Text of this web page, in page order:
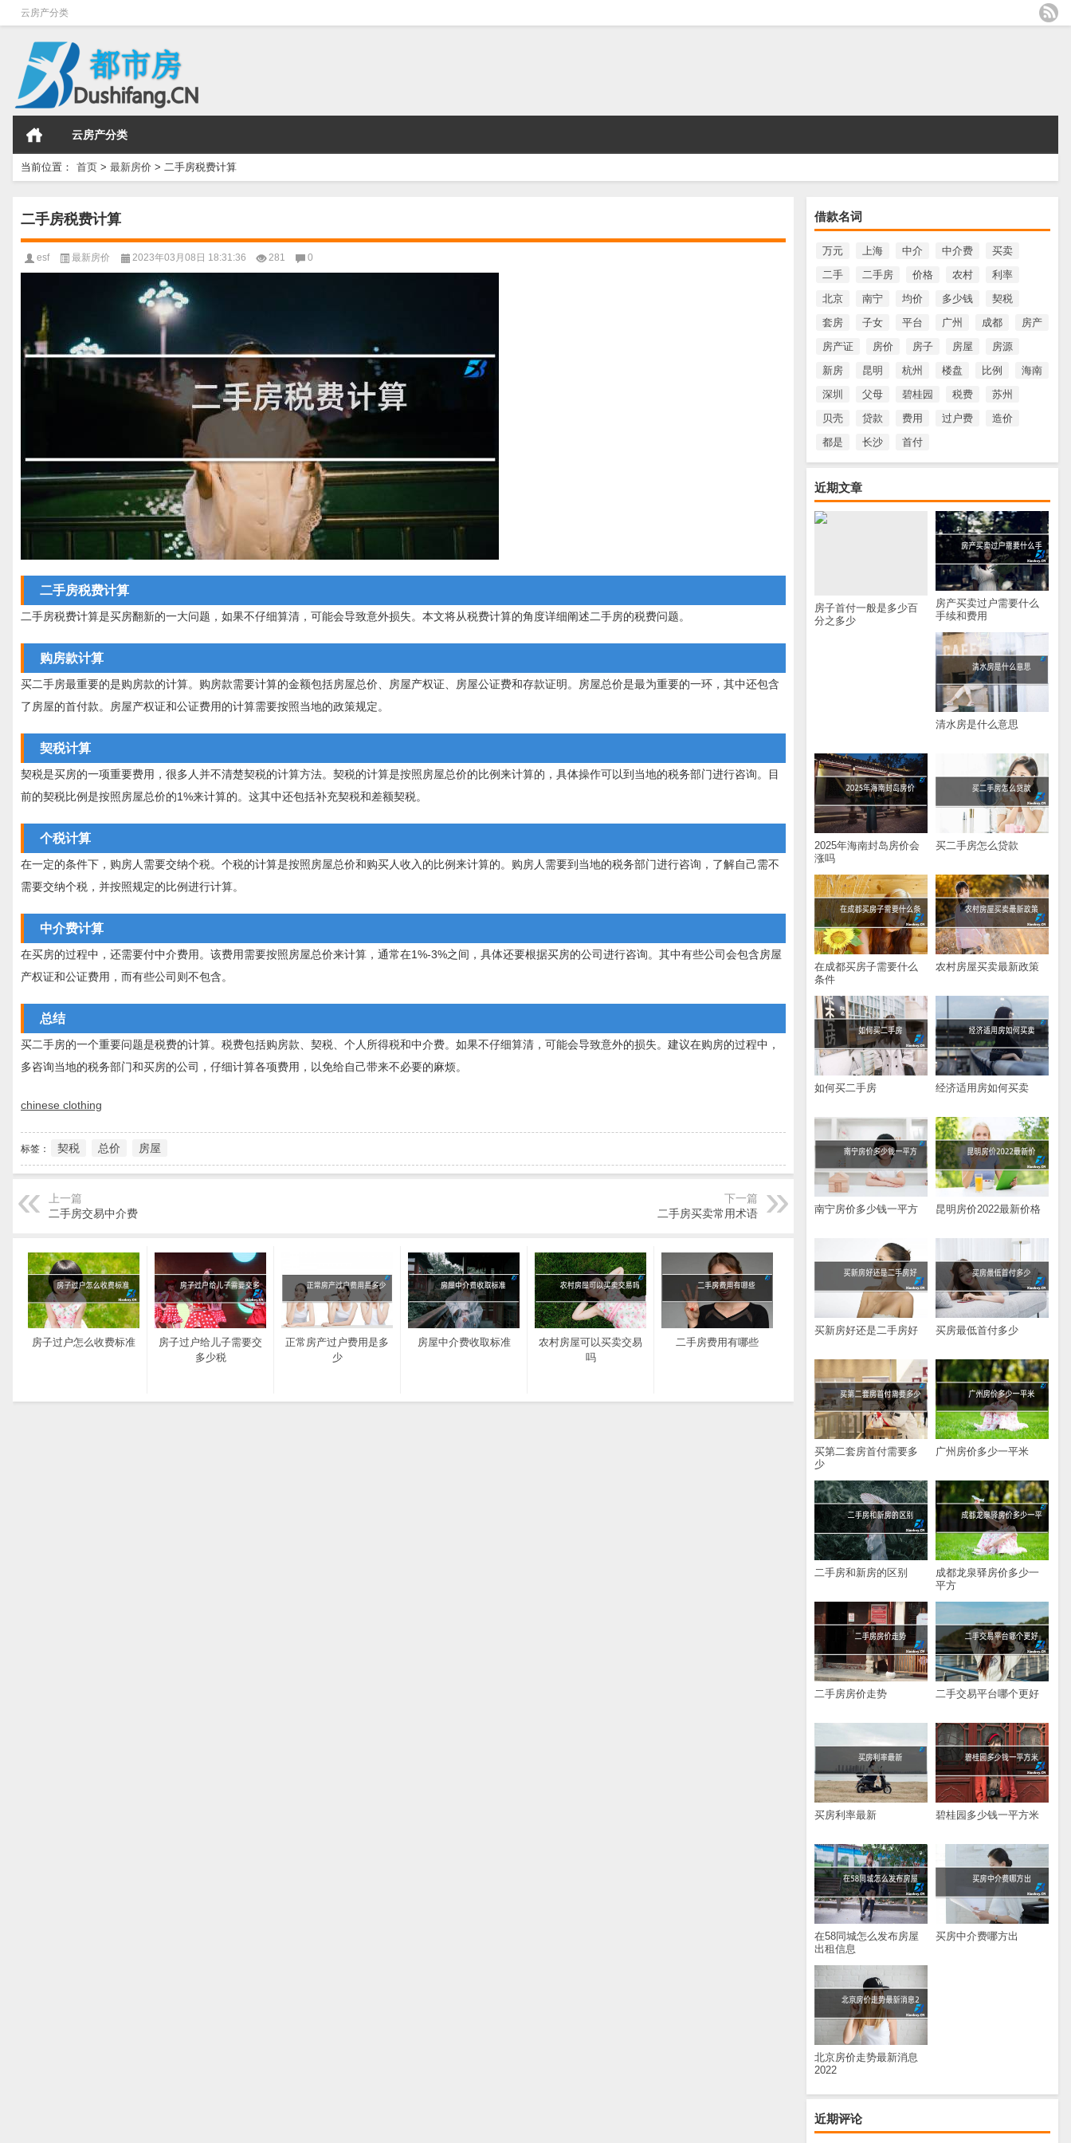
云房产分类
云房产分类
当前位置： 首页 > 最新房价 > 二手房税费计算
借款名词
万元 上海 中介 中介费
买卖
二手
二手房 价格 农村
利率
北京
南宁 均价 多少钱
契税
套房
子女 平台 广州 成都
房产
房产证
房价 房子 房屋
房源
新房
昆明 杭州 楼盘 比例
海南
深圳
父母 碧桂园 税费
苏州
贝壳
贷款 费用 过户费
造价
都是
长沙 首付
近期文章
房子首付一般是多少百
分之多少
房产买卖过户需要什么
手续和费用
清水房是什么意思
2025年海南封岛房价会
涨吗
买二手房怎么贷款
在成都买房子需要什么
条件
农村房屋买卖最新政策
如何买二手房 经济适用房如何买卖
南宁房价多少钱一平方 昆明房价2022最新价格
买新房好还是二手房好 买房最低首付多少
买第二套房首付需要多
少
广州房价多少一平米
二手房和新房的区别
成都龙泉驿房价多少一
平方
二手房房价走势 二手交易平台哪个更好
买房利率最新 碧桂园多少钱一平方米
在58同城怎么发布房屋
出租信息
买房中介费哪方出
北京房价走势最新消息
2022
近期评论
二手房税费计算
esf 最新房价 2023年03月08日 18:31:36 281 0
二手房税费计算
二手房税费计算是买房翻新的一大问题，如果不仔细算清，可能会导致意外损失。本文将从税费计算的角度详细阐述二手房的税费问题。
购房款计算
买二手房最重要的是购房款的计算。购房款需要计算的金额包括房屋总价、房屋产权证、房屋公证费和存款证明。房屋总价是最为重要的一环，其中还包含
了房屋的首付款。房屋产权证和公证费用的计算需要按照当地的政策规定。
契税计算
契税是买房的一项重要费用，很多人并不清楚契税的计算方法。契税的计算是按照房屋总价的比例来计算的，具体操作可以到当地的税务部门进行咨询。目
前的契税比例是按照房屋总价的1%来计算的。这其中还包括补充契税和差额契税。
个税计算
在一定的条件下，购房人需要交纳个税。个税的计算是按照房屋总价和购买人收入的比例来计算的。购房人需要到当地的税务部门进行咨询，了解自己需不
需要交纳个税，并按照规定的比例进行计算。
中介费计算
在买房的过程中，还需要付中介费用。该费用需要按照房屋总价来计算，通常在1%-3%之间，具体还要根据买房的公司进行咨询。其中有些公司会包含房屋
产权证和公证费用，而有些公司则不包含。
总结
买二手房的一个重要问题是税费的计算。税费包括购房款、契税、个人所得税和中介费。如果不仔细算清，可能会导致意外的损失。建议在购房的过程中，
多咨询当地的税务部门和买房的公司，仔细计算各项费用，以免给自己带来不必要的麻烦。
chinese clothing
标签： 契税 总价 房屋
上一篇
二手房交易中介费
下一篇
二手房买卖常用术语
房子过户怎么收费标准
房子过户给儿子需要交
多少税
正常房产过户费用是多
少
房屋中介费收取标准
农村房屋可以买卖交易
吗
二手房费用有哪些